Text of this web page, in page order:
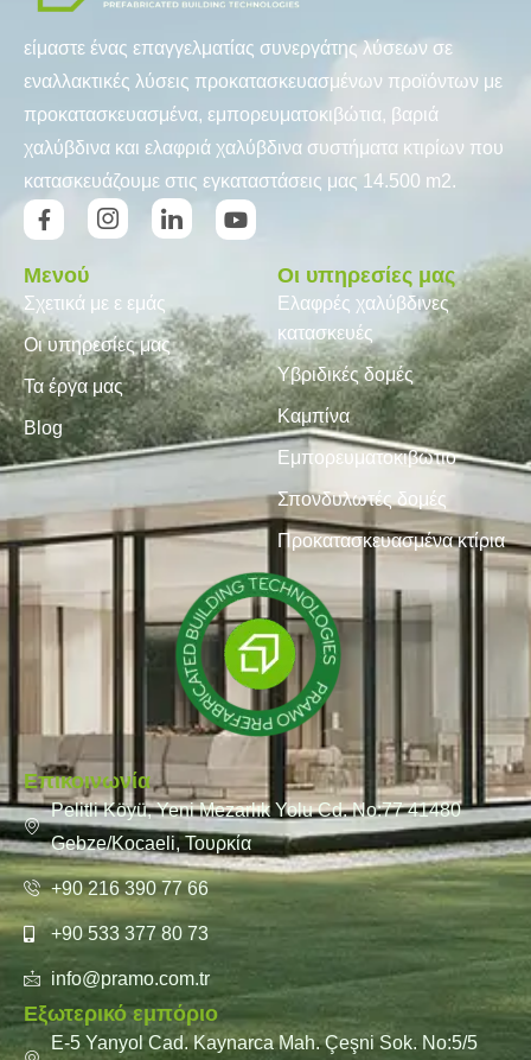
είμαστε ένας επαγγελματίας συνεργάτης λύσεων σε
εναλλακτικές λύσεις προκατασκευασμένων προϊόντων με
προκατασκευασμένα, εμπορευματοκιβώτια, βαριά
χαλύβδινα και ελαφριά χαλύβδινα συστήματα κτιρίων που
κατασκευάζουμε στις εγκαταστάσεις μας 14.500 m2.
Μενού
Σχετικά με ε εμάς
Οι υπηρεσίες μας
Τα έργα μας
Blog
Οι υπηρεσίες μας
Ελαφρές χαλύβδινες
κατασκευές
Υβριδικές δομές
Καμπίνα
Εμπορευματοκιβώτιο
Σπονδυλωτές δομές
Προκατασκευασμένα κτίρια
Επικοινωνία
Pelitli Köyü, Yeni Mezarlık Yolu Cd. No:77 41480
Gebze/Kocaeli, Τουρκία
+90 216 390 77 66
+90 533 377 80 73
info@pramo.com.tr
Εξωτερικό εμπόριο
E-5 Yanyol Cad. Kaynarca Mah. Çeşni Sok. No:5/5